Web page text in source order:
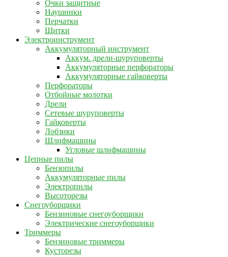
Очки защитные
Наушники
Перчатки
Щитки
Электроинструмент
Аккумуляторный инструмент
Аккум. дрели-шуруповерты
Аккумуляторные перфораторы
Аккумуляторные гайковерты
Перфораторы
Отбойные молотки
Дрели
Сетевые шуруповерты
Гайковерты
Лобзики
Шлифмашины
Угловые шлифмашины
Цепные пилы
Бензопилы
Аккумуляторные пилы
Электропилы
Высоторезы
Снегоуборщики
Бензиновые снегоуборщики
Электрические снегоуборщики
Триммеры
Бензиновые триммеры
Кусторезы